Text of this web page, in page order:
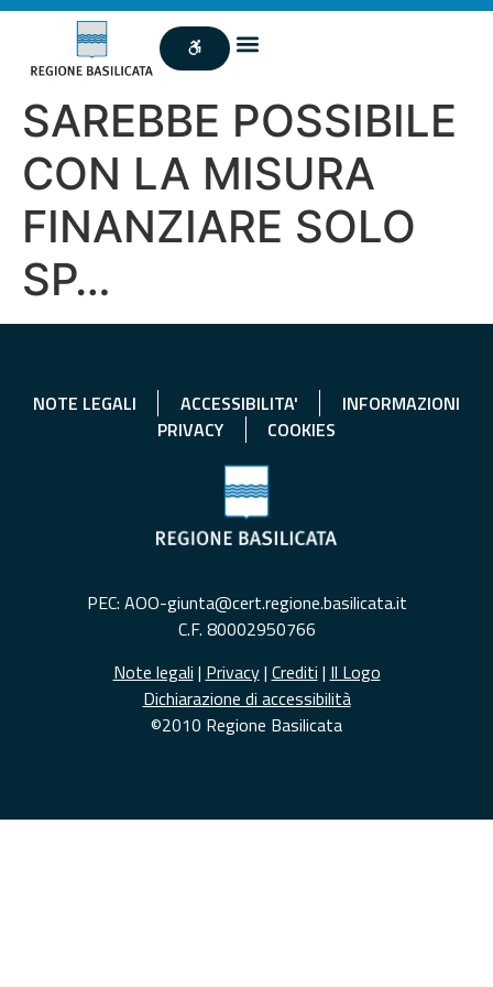
SAREBBE POSSIBILE
CON LA MISURA
FINANZIARE SOLO
SP…
NOTE LEGALI ACCESSIBILITA'
INFORMAZIONI
PRIVACY
COOKIES
PEC: AOO-giunta@cert.regione.basilicata.it
C.F. 80002950766
Note legali | Privacy| Crediti | Il Logo
Dichiarazione di accessibilità
©2010 Regione Basilicata